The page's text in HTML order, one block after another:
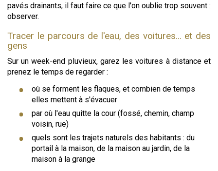
pavés drainants, il faut faire ce que l'on oublie trop souvent :
observer.
Tracer le parcours de l'eau, des voitures... et des
gens
Sur un week-end pluvieux, garez les voitures à distance et
prenez le temps de regarder :
où se forment les flaques, et combien de temps
elles mettent à s'évacuer
par où l'eau quitte la cour (fossé, chemin, champ
voisin, rue)
quels sont les trajets naturels des habitants : du
portail à la maison, de la maison au jardin, de la
maison à la grange